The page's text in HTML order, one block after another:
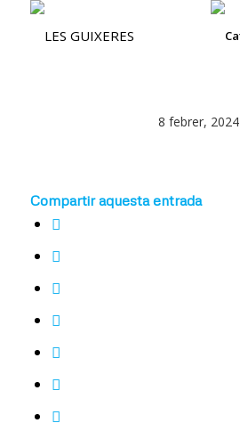
8 febrer, 2024
Compartir aquesta entrada